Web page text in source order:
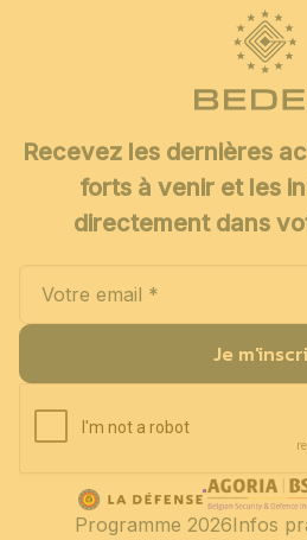
Recevez les dernières
forts à venir et les
directement dans
Je
Programme 2026Infos